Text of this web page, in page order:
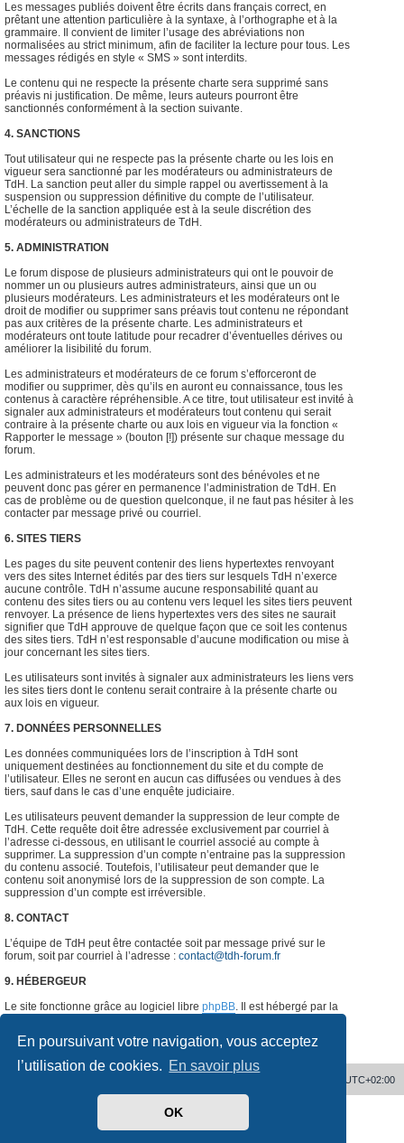
En poursuivant votre navigation, vous acceptez
l’utilisation de cookies. En savoir plus
OK
Les messages publiés doivent être écrits dans français correct, en
prêtant une attention particulière à la syntaxe, à l’orthographe et à la
grammaire. Il convient de limiter l’usage des abréviations non
normalisées au strict minimum, afin de faciliter la lecture pour tous. Les
messages rédigés en style « SMS » sont interdits.
Le contenu qui ne respecte la présente charte sera supprimé sans
préavis ni justification. De même, leurs auteurs pourront être
sanctionnés conformément à la section suivante.
4. SANCTIONS
Tout utilisateur qui ne respecte pas la présente charte ou les lois en
vigueur sera sanctionné par les modérateurs ou administrateurs de
TdH. La sanction peut aller du simple rappel ou avertissement à la
suspension ou suppression définitive du compte de l’utilisateur.
L’échelle de la sanction appliquée est à la seule discrétion des
modérateurs ou administrateurs de TdH.
5. ADMINISTRATION
Le forum dispose de plusieurs administrateurs qui ont le pouvoir de
nommer un ou plusieurs autres administrateurs, ainsi que un ou
plusieurs modérateurs. Les administrateurs et les modérateurs ont le
droit de modifier ou supprimer sans préavis tout contenu ne répondant
pas aux critères de la présente charte. Les administrateurs et
modérateurs ont toute latitude pour recadrer d’éventuelles dérives ou
améliorer la lisibilité du forum.
Les administrateurs et modérateurs de ce forum s’efforceront de
modifier ou supprimer, dès qu’ils en auront eu connaissance, tous les
contenus à caractère répréhensible. A ce titre, tout utilisateur est invité à
signaler aux administrateurs et modérateurs tout contenu qui serait
contraire à la présente charte ou aux lois en vigueur via la fonction «
Rapporter le message » (bouton [!]) présente sur chaque message du
forum.
Les administrateurs et les modérateurs sont des bénévoles et ne
peuvent donc pas gérer en permanence l’administration de TdH. En
cas de problème ou de question quelconque, il ne faut pas hésiter à les
contacter par message privé ou courriel.
6. SITES TIERS
Les pages du site peuvent contenir des liens hypertextes renvoyant
vers des sites Internet édités par des tiers sur lesquels TdH n’exerce
aucune contrôle. TdH n’assume aucune responsabilité quant au
contenu des sites tiers ou au contenu vers lequel les sites tiers peuvent
renvoyer. La présence de liens hypertextes vers des sites ne saurait
signifier que TdH approuve de quelque façon que ce soit les contenus
des sites tiers. TdH n’est responsable d’aucune modification ou mise à
jour concernant les sites tiers.
Les utilisateurs sont invités à signaler aux administrateurs les liens vers
les sites tiers dont le contenu serait contraire à la présente charte ou
aux lois en vigueur.
7. DONNÉES PERSONNELLES
Les données communiquées lors de l’inscription à TdH sont
uniquement destinées au fonctionnement du site et du compte de
l’utilisateur. Elles ne seront en aucun cas diffusées ou vendues à des
tiers, sauf dans le cas d’une enquête judiciaire.
Les utilisateurs peuvent demander la suppression de leur compte de
TdH. Cette requête doit être adressée exclusivement par courriel à
l’adresse ci-dessous, en utilisant le courriel associé au compte à
supprimer. La suppression d’un compte n’entraine pas la suppression
du contenu associé. Toutefois, l’utilisateur peut demander que le
contenu soit anonymisé lors de la suppression de son compte. La
suppression d’un compte est irréversible.
8. CONTACT
L’équipe de TdH peut être contactée soit par message privé sur le
forum, soit par courriel à l’adresse : contact@tdh-forum.fr
9. HÉBERGEUR
Le site fonctionne grâce au logiciel libre phpBB. Il est hébergé par la
France.
UTC+02:00
phpBB ® Forum Software © phpBB Limited
phpBB-fr.com